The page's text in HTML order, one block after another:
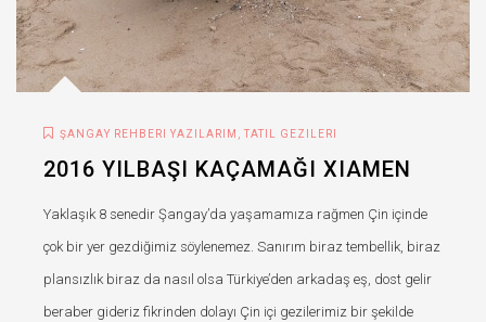
ŞANGAY REHBERI YAZILARIM TATIL GEZILERI
2016 YILBAŞI KAÇAMAĞI XIAMEN
Yaklaşık 8 senedir Şangay’da yaşamamıza rağmen Çin içinde
çok bir yer gezdiğimiz söylenemez. Sanırım biraz tembellik, biraz
plansızlık biraz da nasıl olsa Türkiye’den arkadaş eş, dost gelir
beraber gideriz fikrinden dolayı Çin içi gezilerimiz bir şekilde